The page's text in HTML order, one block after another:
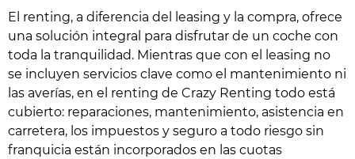
El renting, a diferencia del leasing y la compra, ofrece
una solución integral para disfrutar de un coche con
toda la tranquilidad. Mientras que con el leasing no
se incluyen servicios clave como el mantenimiento ni
las averías, en el renting de Crazy Renting todo está
cubierto: reparaciones, mantenimiento, asistencia en
carretera, los impuestos y seguro a todo riesgo sin
franquicia están incorporados en las cuotas